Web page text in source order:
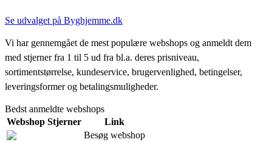
Se udvalget på Byghjemme.dk
Vi har gennemgået de mest populære webshops og anmeldt dem
med stjerner fra 1 til 5 ud fra bl.a. deres prisniveau,
sortimentstørrelse, kundeservice, brugervenlighed, betingelser,
leveringsformer og betalingsmuligheder.
Bedst anmeldte webshops
Webshop Stjerner
Link
Besøg webshop